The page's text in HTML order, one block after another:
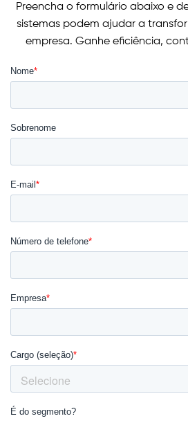
Preencha o formulário abaixo e
sistemas podem ajudar a
empresa. Ganhe eficiência,